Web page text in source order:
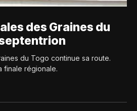
des Graines du
du Togo continue sa route.
finale régionale.